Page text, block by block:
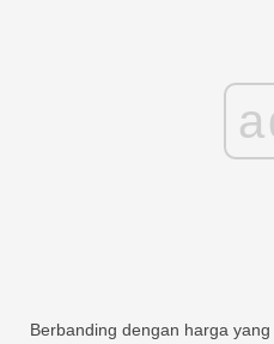
Berbanding dengan harga